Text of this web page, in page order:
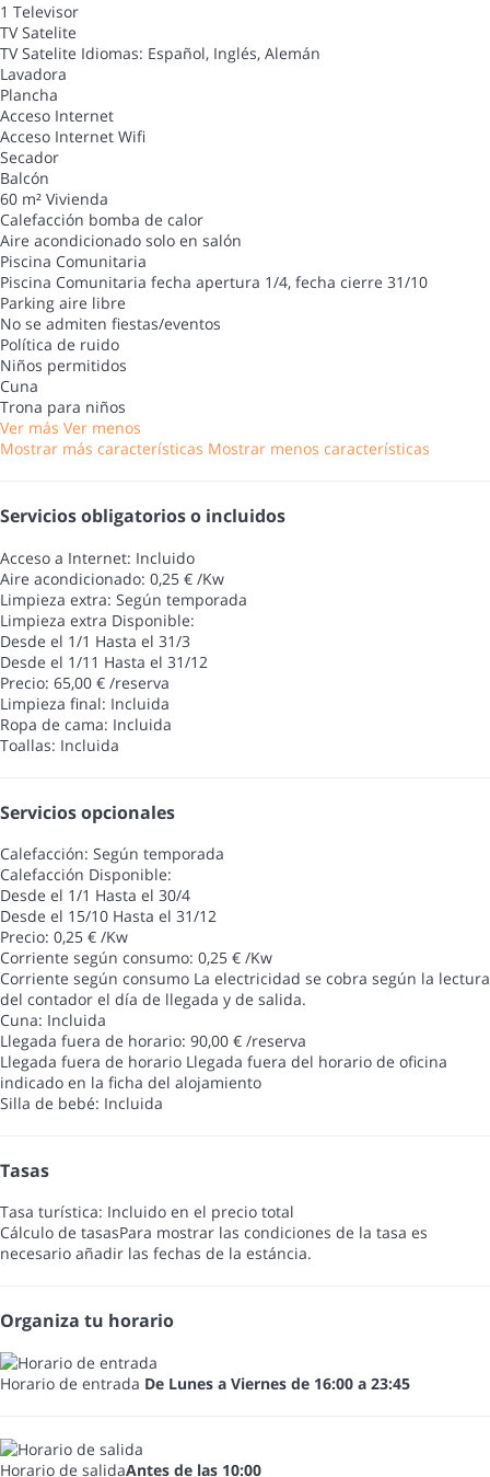
1 Televisor
TV Satelite
TV Satelite Idiomas: Español, Inglés, Alemán
Lavadora
Plancha
Acceso Internet
Acceso Internet Wifi
Secador
Balcón
60 m² Vivienda
Calefacción bomba de calor
Aire acondicionado solo en salón
Piscina Comunitaria
Piscina Comunitaria fecha apertura 1/4, fecha cierre 31/10
Parking aire libre
No se admiten fiestas/eventos
Política de ruido
Niños permitidos
Cuna
Trona para niños
Ver más Ver menos
Mostrar más características Mostrar menos características
Servicios obligatorios o incluidos
Acceso a Internet: Incluido
Aire acondicionado: 0,25 € /Kw
Limpieza extra: Según temporada
Limpieza extra Disponible:
Desde el 1/1 Hasta el 31/3
Desde el 1/11 Hasta el 31/12
Precio: 65,00 € /reserva
Limpieza final: Incluida
Ropa de cama: Incluida
Toallas: Incluida
Servicios opcionales
Calefacción: Según temporada
Calefacción Disponible:
Desde el 1/1 Hasta el 30/4
Desde el 15/10 Hasta el 31/12
Precio: 0,25 € /Kw
Corriente según consumo: 0,25 € /Kw
Corriente según consumo La electricidad se cobra según la lectura
del contador el día de llegada y de salida.
Cuna: Incluida
Llegada fuera de horario: 90,00 € /reserva
Llegada fuera de horario Llegada fuera del horario de oficina
indicado en la ficha del alojamiento
Silla de bebé: Incluida
Tasas
Tasa turística: Incluido en el precio total
Cálculo de tasasPara mostrar las condiciones de la tasa es
necesario añadir las fechas de la estáncia.
Organiza tu horario
Horario de entrada De Lunes a Viernes de 16:00 a 23:45
Horario de salidaAntes de las 10:00